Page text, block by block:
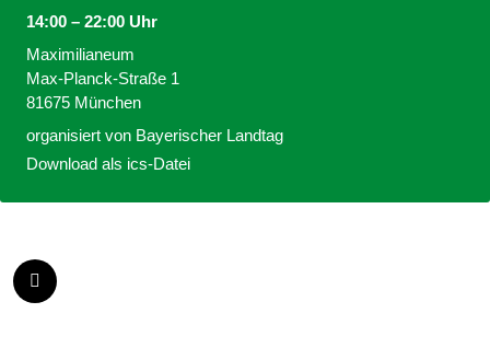
14:00 – 22:00 Uhr
Maximilianeum
Max-Planck-Straße 1
81675 München
organisiert von Bayerischer Landtag
Download als ics-Datei